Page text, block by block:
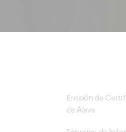
Emisión de
de Álava